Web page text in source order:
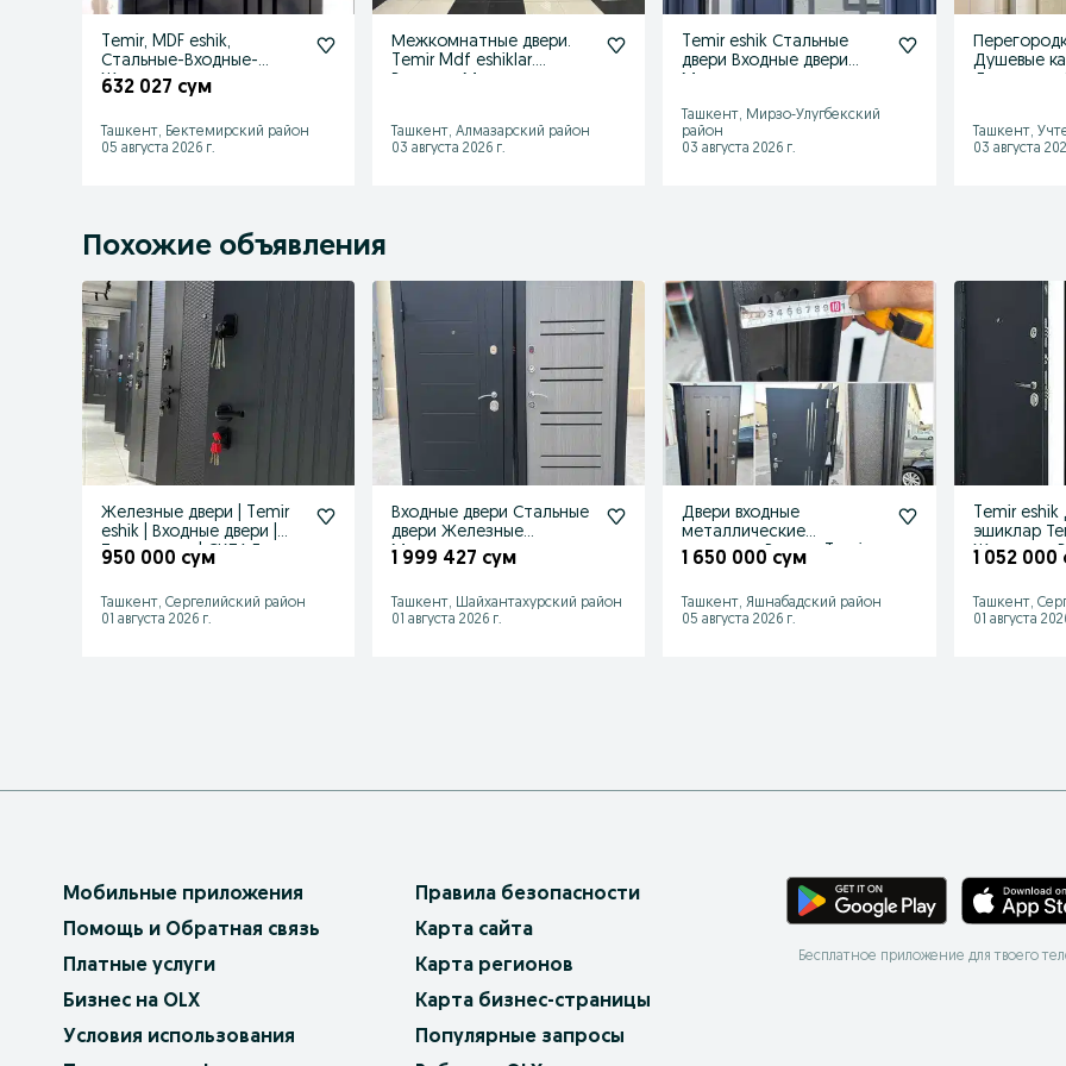
Temir, MDF eshik,
Стальные-Входные-
Железные двери
УСТАНОВКА
632 027 сум
Ташкент, Бектемирский район
05 августа 2026 г.
Межкомнатные двери.
Temir Mdf eshiklar.
Ташкент, Алмазарский район
03 августа 2026 г.
Temir eshik Стальные
двери Входные двери
Ташкент, Мирзо-Улугбекский
район
03 августа 2026 г.
Душевые
Ташкент,
03 августа
Похожие объявления
Железные двери | Temir
eshik | Входные двери |
Темир эшик | СКЛАД
950 000 сум
Ташкент, Сергелийский район
01 августа 2026 г.
Входные двери Стальные
двери Железные
Металлические двери.
1 999 427 сум
Ташкент, Шайхантахурский район
01 августа 2026 г.
Двери входные
металлические
железные Россия Temir
1 650 000 сум
Ташкент, Яшнабадский район
05 августа 2026 г.
Temir
эшиклар
Железная
1 052 000
Ташкент,
01 августа
Мобильные приложения
Помощь и Обратная связь
Платные услуги
Бизнес на OLX
Условия использования
Правила безопасности
Карта сайта
Карта регионов
Карта бизнес-страницы
Популярные запросы
Бесплатное приложение для твоего